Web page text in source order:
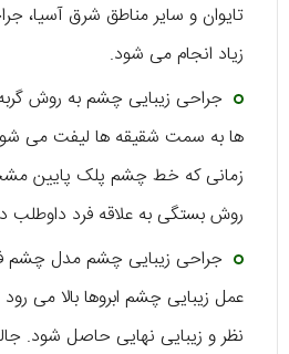
تایوان و سایر مناطق شرق آسیا،
زیاد انجام می شود.
جراحی زیبایی چشم به روش
ها به سمت شقیقه ها لیفت می
زمانی که خط چشم پلک پایین
روش بستگی به علاقه فرد داوطلب
جراحی زیبایی چشم مدل چشم
عمل زیبایی چشم ابروها بالا می
نظر و زیبایی نهایی حاصل شود.